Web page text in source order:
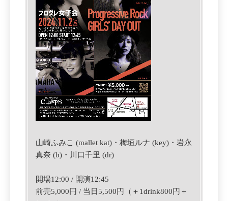
山崎ふみこ (mallet kat)・梅垣ルナ (key)・ 岩永
真奈 (b)・川口千里 (dr)
開場12:00 / 開演12:45
前売5,000円 / 当日5,500円（＋1drink800円＋